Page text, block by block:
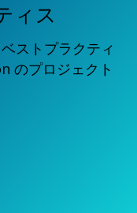
ィス
ストプラクティ
のプロジェクト